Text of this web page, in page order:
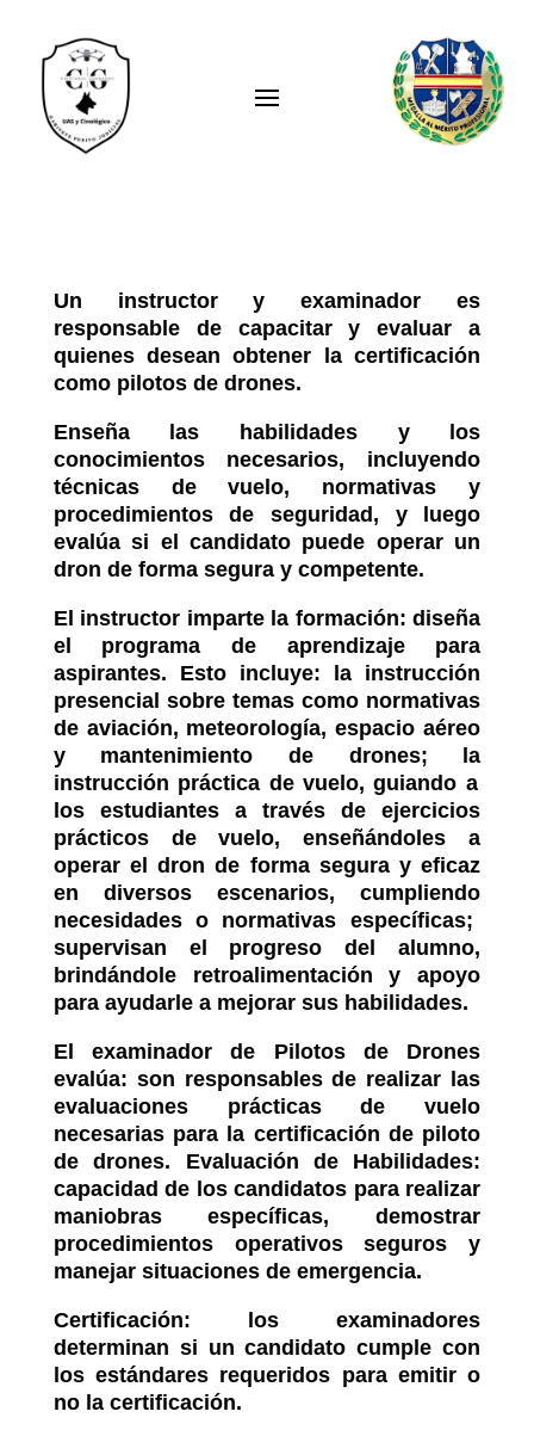
Un instructor y examinador es
responsable de capacitar y evaluar a
quienes desean obtener la certificación
como pilotos de drones.
Enseña las habilidades y los
conocimientos necesarios, incluyendo
técnicas de vuelo, normativas y
procedimientos de seguridad, y luego
evalúa si el candidato puede operar un
dron de forma segura y competente.
El instructor imparte la formación: diseña
el programa de aprendizaje para
aspirantes. Esto incluye: la instrucción
presencial sobre temas como normativas
de aviación, meteorología, espacio aéreo
y mantenimiento de drones; la
instrucción práctica de vuelo, guiando a
los estudiantes a través de ejercicios
prácticos de vuelo, enseñándoles a
operar el dron de forma segura y eficaz
en diversos escenarios, cumpliendo
necesidades o normativas específicas;
supervisan el progreso del alumno,
brindándole retroalimentación y apoyo
para ayudarle a mejorar sus habilidades.
El examinador de Pilotos de Drones
evalúa: son responsables de realizar las
evaluaciones prácticas de vuelo
necesarias para la certificación de piloto
de drones. Evaluación de Habilidades:
capacidad de los candidatos para realizar
maniobras específicas, demostrar
procedimientos operativos seguros y
manejar situaciones de emergencia.
Certificación: los examinadores
determinan si un candidato cumple con
los estándares requeridos para emitir o
no la certificación.